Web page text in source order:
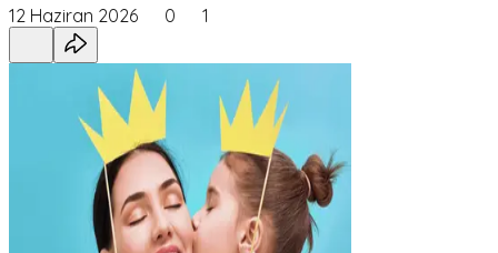
12 Haziran 2026 0 1